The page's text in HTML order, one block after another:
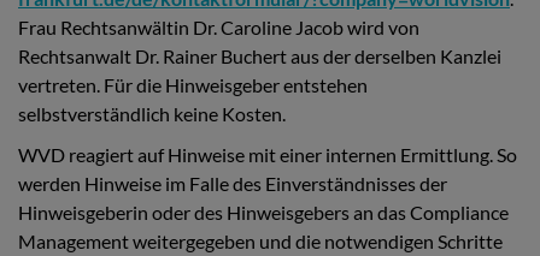
Frau Rechtsanwältin Dr. Caroline Jacob wird von
Rechtsanwalt Dr. Rainer Buchert aus der derselben Kanzlei
vertreten. Für die Hinweisgeber entstehen
selbstverständlich keine Kosten.
WVD reagiert auf Hinweise mit einer internen Ermittlung. So
werden Hinweise im Falle des Einverständnisses der
Hinweisgeberin oder des Hinweisgebers an das Compliance
Management weitergegeben und die notwendigen Schritte